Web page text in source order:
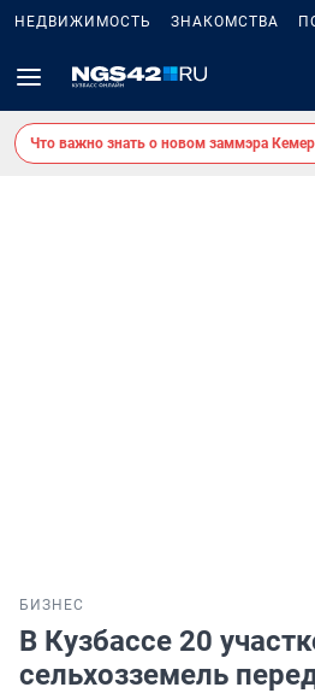
НЕДВИЖИМОСТЬ ЗНАКОМСТВА
Что важно знать о новом заммэра
БИЗНЕС
В Кузбассе 20
сельхозземель